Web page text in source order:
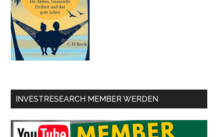
INVESTRESEARCH MEMBER WERDEN